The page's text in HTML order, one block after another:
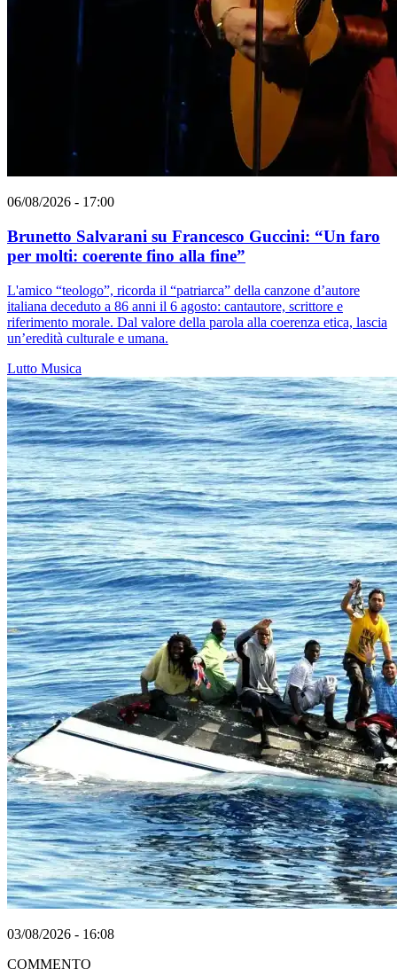
06/08/2026 - 17:00
Brunetto Salvarani su Francesco Guccini: “Un faro
per molti: coerente fino alla fine”
L'amico “teologo”, ricorda il “patriarca” della canzone d’autore
italiana deceduto a 86 anni il 6 agosto: cantautore, scrittore e
riferimento morale. Dal valore della parola alla coerenza etica, lascia
un’eredità culturale e umana.
Lutto Musica
03/08/2026 - 16:08
COMMENTO